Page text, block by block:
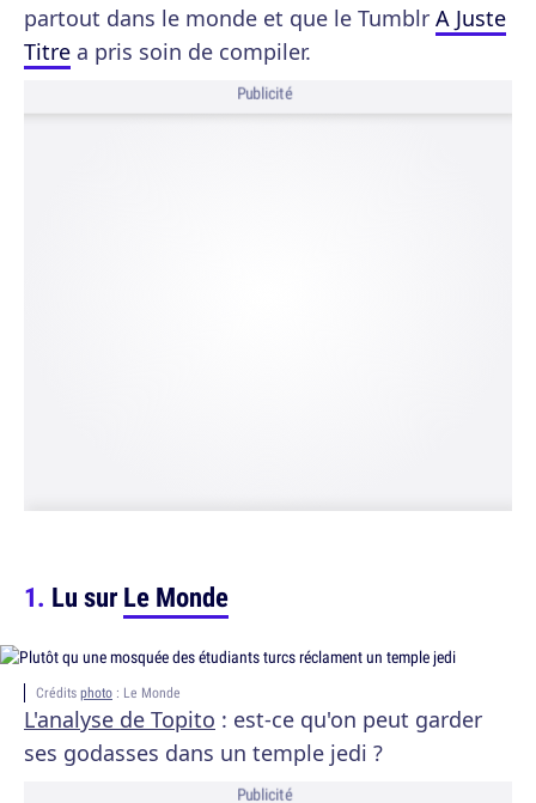
partout dans le monde et que le Tumblr A Juste
Titre a pris soin de compiler.
Publicité
Lu surLe Monde
Crédits photo : Le Monde
L'analyse de Topito : est-ce qu'on peut garder
ses godasses dans un temple jedi ?
Publicité